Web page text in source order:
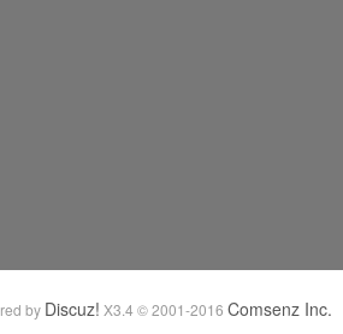
by Discuz! X3.4 © 2001-2016 Comsenz Inc.